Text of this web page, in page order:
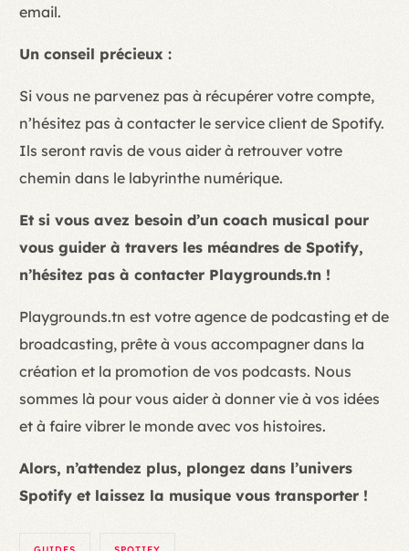
email.
Un conseil précieux :
Si vous ne parvenez pas à récupérer votre compte,
n’hésitez pas à contacter le service client de Spotify.
Ils seront ravis de vous aider à retrouver votre
chemin dans le labyrinthe numérique.
Et si vous avez besoin d’un coach musical pour
vous guider à travers les méandres de Spotify,
n’hésitez pas à contacter Playgrounds.tn !
Playgrounds.tn est votre agence de podcasting et de
broadcasting, prête à vous accompagner dans la
création et la promotion de vos podcasts. Nous
sommes là pour vous aider à donner vie à vos idées
et à faire vibrer le monde avec vos histoires.
Alors, n’attendez plus, plongez dans l’univers
Spotify et laissez la musique vous transporter !